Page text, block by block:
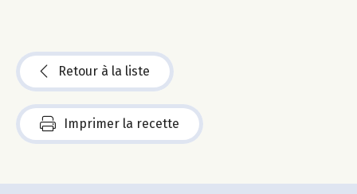
Retour à la liste
Imprimer la recette